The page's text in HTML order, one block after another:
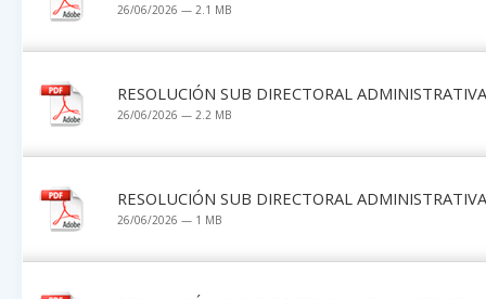
26/06/2026 — 2.1 MB
RESOLUCIÓN SUB DIRECTORAL
26/06/2026 — 2.2 MB
RESOLUCIÓN SUB DIRECTORAL
26/06/2026 — 1 MB